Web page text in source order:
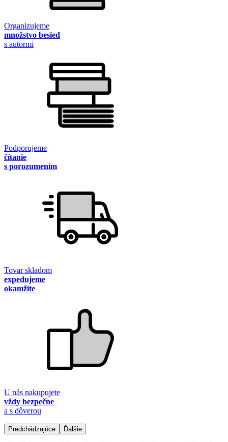
Organizujeme
množstvo besied
s autormi
Podporujeme
čítanie
s porozumením
Tovar skladom
expedujeme
okamžite
U nás nakupujete
vždy bezpečne
a s dôverou
Predchádzajúce Ďalšie